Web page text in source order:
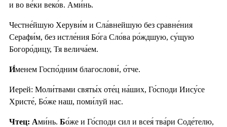
и во ве́ки веко́в. Ами́нь.
Честне́йшую Херуви́м и Сла́внейшую без сравне́ния
Серафи́м, без истле́ния Бо́га Сло́ва ро́ждшую, су́щую
Богоро́дицу, Тя велича́ем.
И́менем Госпо́дним благослови́, о́тче.
Иерей: Моли́твами святы́х оте́ц на́ших, Го́споди Иису́се
Христе́, Бо́же наш, поми́луй нас.
Чтец: Ами́нь. Бо́же и Го́споди сил и всея́ тва́ри Соде́телю,